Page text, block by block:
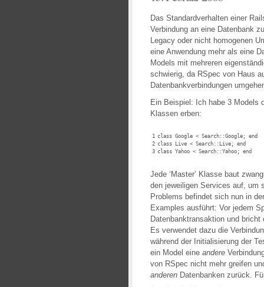
Das Standardverhalten einer
Verbindung an eine Datenbank
Legacy oder nicht homogenen
eine Anwendung mehr als eine
Models mit mehreren
schwierig, da RSpec von Haus
Datenbankverbindungen
Ein Beispiel: Ich habe 3 Models
Klassen erben:
1
2
3
class Google < Search::Google; end
class Live < Search::Live; end
class Yahoo < Search::Yahoo; end
Jede ‘Master’ Klasse baut
den jeweiligen Services auf, um
Problems befindet sich nun in
Examples ausführt: Vor jedem
Datenbanktransaktion und
Es verwendet dazu die
während der Initialisierung der
ein Model eine andere
von RSpec nicht mehr greifen
anderen Datenbanken zurück.